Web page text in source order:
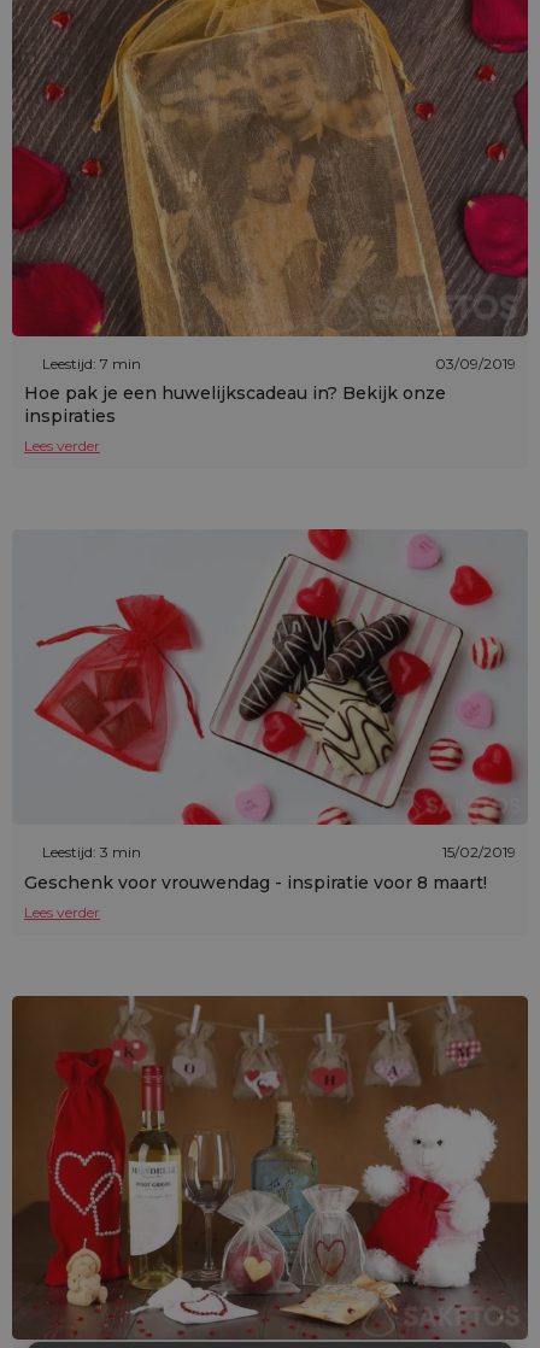
Leestijd: 7 min 03/09/2019
Hoe pak je een huwelijkscadeau in? Bekijk onze
inspiraties
Lees verder
Leestijd: 3 min 15/02/2019
Geschenk voor vrouwendag - inspiratie voor 8 maart!
Lees verder